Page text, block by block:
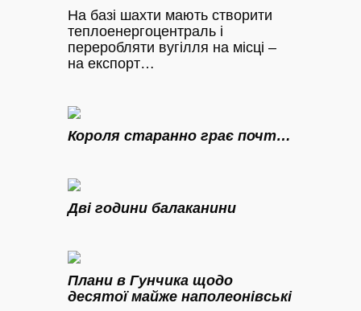
На базі шахти мають створити
теплоенергоцентраль і
переробляти вугілля на місці –
на експорт…
Короля старанно грає почт…
Дві години балаканини
Плани в Гунчика щодо
десятої майже наполеонівські